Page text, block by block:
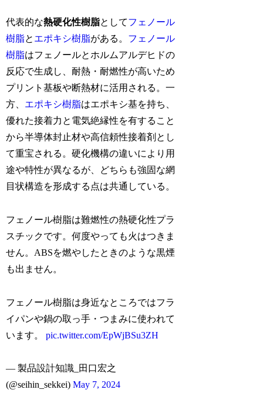
代表的な熱硬化性樹脂としてフェノール
樹脂と エポキシ樹脂がある。 フェノール
樹脂はフェノールとホルムアルデヒドの
反応で生成し、耐熱・耐燃性が高いため
プリント基板や断熱材に活用される。一
方、 エポキシ樹脂はエポキシ基を持ち、
優れた接着力と電気絶縁性を有すること
から半導体封止材や高信頼性接着剤とし
て重宝される。硬化機構の違いにより用
途や特性が異なるが、どちらも強固な網
目状構造を形成する点は共通している。
フェノール樹脂は難燃性の熱硬化性プラ
スチックです。何度やっても火はつきま
せん。ABSを燃やしたときのような黒煙
も出ません。
フェノール樹脂は身近なところではフラ
イパンや鍋の取っ手・つまみに使われて
います。pic.twitter.com/EpWjBSu3ZH
— 製品設計知識_田口宏之
(@seihin_sekkei)May 7, 2024